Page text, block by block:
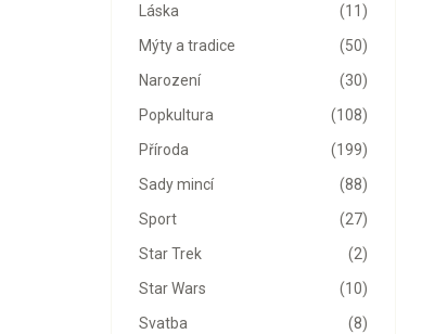
(11)
Láska
(50)
Mýty a tradice
(30)
Narození
(108)
Popkultura
(199)
Příroda
(88)
Sady mincí
(27)
Sport
(2)
Star Trek
(10)
Star Wars
(8)
Svatba